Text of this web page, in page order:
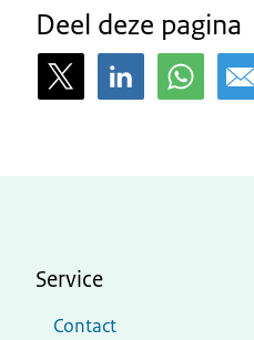
Deel deze pagina
Service
Contact